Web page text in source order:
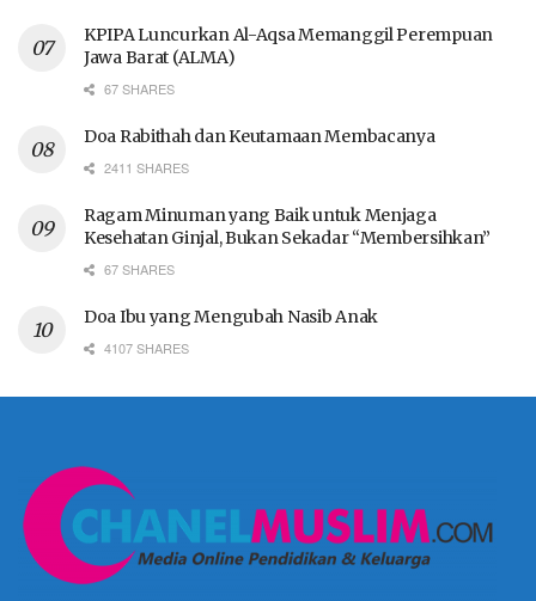
KPIPA Luncurkan Al-Aqsa Memanggil Perempuan
Jawa Barat (ALMA)
67 SHARES
Doa Rabithah dan Keutamaan Membacanya
2411 SHARES
Ragam Minuman yang Baik untuk Menjaga
Kesehatan Ginjal, Bukan Sekadar “Membersihkan”
67 SHARES
Doa Ibu yang Mengubah Nasib Anak
4107 SHARES